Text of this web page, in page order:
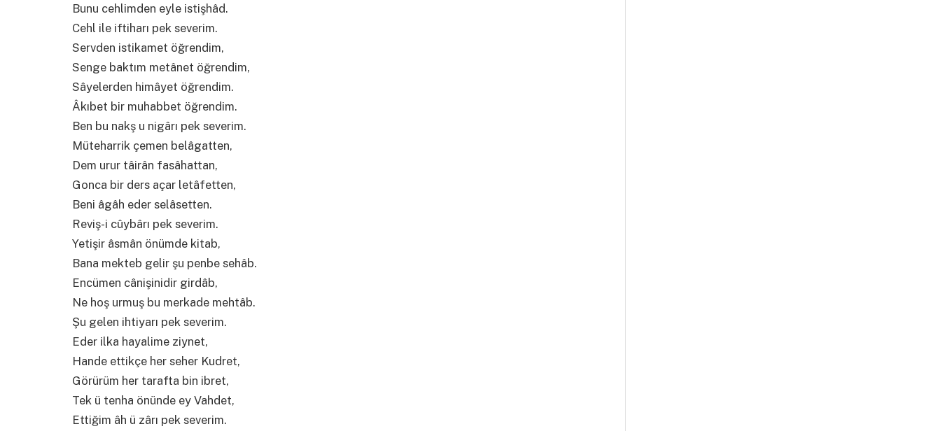
Bunu cehlimden eyle istişhâd.
Cehl ile iftiharı pek severim.
Servden istikamet öğrendim,
Senge baktım metânet öğrendim,
Sâyelerden himâyet öğrendim.
Âkıbet bir muhabbet öğrendim.
Ben bu nakş u nigârı pek severim.
Müteharrik çemen belâgatten,
Dem urur tâirân fasâhattan,
Gonca bir ders açar letâfetten,
Beni âgâh eder selâsetten.
Reviş-i cûybârı pek severim.
Yetişir âsmân önümde kitab,
Bana mekteb gelir şu penbe sehâb.
Encümen cânişinidir girdâb,
Ne hoş urmuş bu merkade mehtâb.
Şu gelen ihtiyarı pek severim.
Eder ilka hayalime ziynet,
Hande ettikçe her seher Kudret,
Görürüm her tarafta bin ibret,
Tek ü tenha önünde ey Vahdet,
Ettiğim âh ü zârı pek severim.